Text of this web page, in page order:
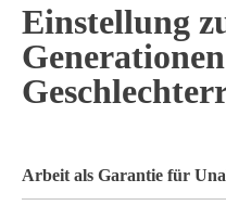
Einstellung
Arbeit als Garantie für